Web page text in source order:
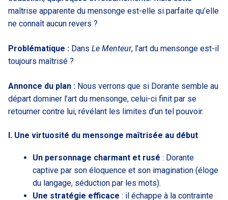
maîtrise apparente du mensonge est-elle si parfaite qu’elle
ne connaît aucun revers ?
Problématique : Dans Le Menteur, l’art du mensonge est-il
toujours maîtrisé ?
Annonce du plan : Nous verrons que si Dorante semble au
départ dominer l’art du mensonge, celui-ci finit par se
retourner contre lui, révélant les limites d’un tel pouvoir.
I. Une virtuosité du mensonge maîtrisée au début
Un personnage charmant et rusé : Dorante
captive par son éloquence et son imagination (éloge
du langage, séduction par les mots).
Une stratégie efficace : il échappe à la contrainte